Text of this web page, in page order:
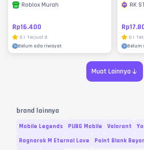
Roblox Murah
Rp16.400
0 | Terjual 0
Belum ada riwayat
RK
0 |
Belum
Muat Lainnya
brand lainnya
Mobile Legends PUBG Mobile Valorant
Ragnarok M Eternal Love
Point Blank